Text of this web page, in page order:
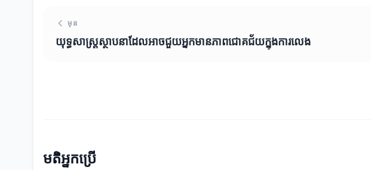
មុន
យុទ្ធសាស្ត្រស្ថាបនាដែលអាចជួយអ្នកមានភាពជោគជ័យក្នុងការលេង
មតិអ្នកប្រើ